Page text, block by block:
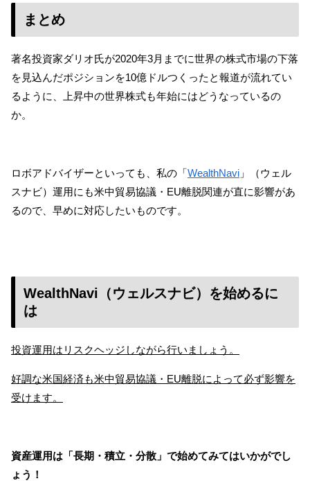
まとめ
著名投資家ダリオ氏が2020年3月までに世界の株式市場の下落
を見込んだポジションを10億ドルつくったと報道が流れてい
るように、上昇中の世界株式も年始にはどうなっているの
か。
ロボアドバイザーといっても、私の「WealthNavi 」（ウェル
スナビ）運用にも米中貿易協議・EU離脱関連が直に影響があ
るので、早めに対応したいものです。
WealthNavi（ウェルスナビ）を始めるに
は
投資運用はリスクヘッジしながら行いましょう。
好調な米国経済も米中貿易協議・EU離脱によって必ず影響を
受けます。
資産運用は「長期・積立・分散」で始めてみてはいかがでし
ょう！